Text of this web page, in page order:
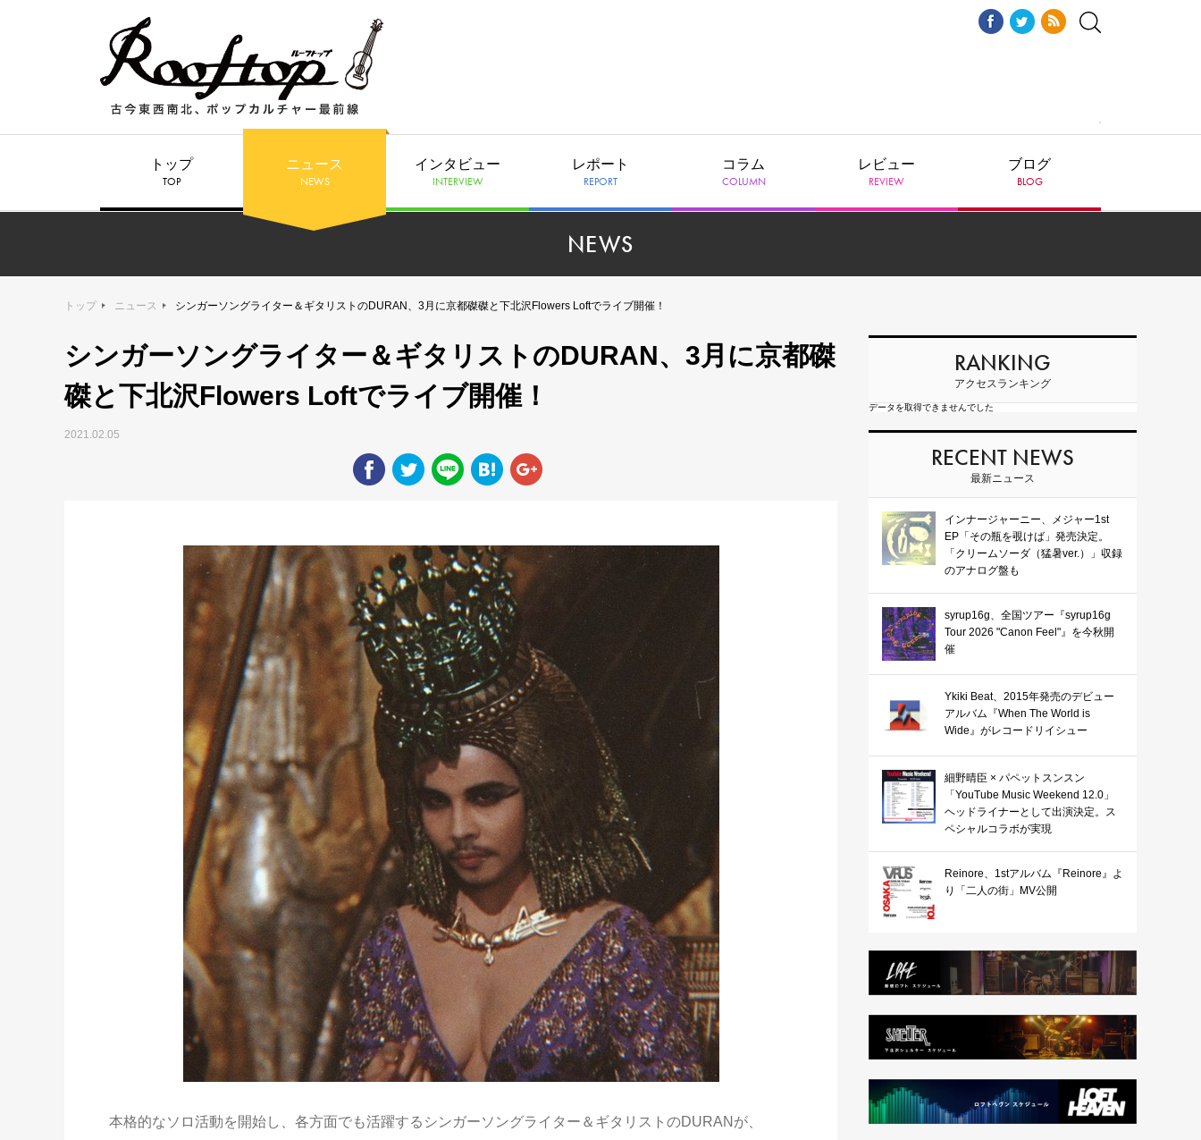
トップ
TOP
ニュース
NEWS
インタビュー
INTERVIEW
レポート
REPORT
コラム
COLUMN
レビュー
REVIEW
ブログ
BLOG
NEWS
トップ ニュース シンガーソングライター＆ギタリストのDURAN、3月に京都磔磔と下北沢Flowers Loftでライブ開催！
シンガーソングライター＆ギタリストのDURAN、3月に京都磔
磔と下北沢Flowers Loftでライブ開催！
2021.02.05
本格的なソロ活動を開始し、各方面でも活躍するシンガーソングライター＆ギタリストのDURANが、
RANKING
アクセスランキング
データを取得できませんでした
RECENT NEWS
最新ニュース
インナージャーニー、メジャー1st
EP「その瓶を覗けば」発売決定。
「クリームソーダ（猛暑ver.）」収録
のアナログ盤も
syrup16g、全国ツアー『syrup16g
Tour 2026 "Canon Feel"』を今秋開
催
Ykiki Beat、2015年発売のデビュー
アルバム『When The World is
Wide』がレコードリイシュー
細野晴臣 × パペットスンスン
「YouTube Music Weekend 12.0」
ヘッドライナーとして出演決定。ス
ペシャルコラボが実現
Reinore、1stアルバム『Reinore』よ
り「二人の街」MV公開